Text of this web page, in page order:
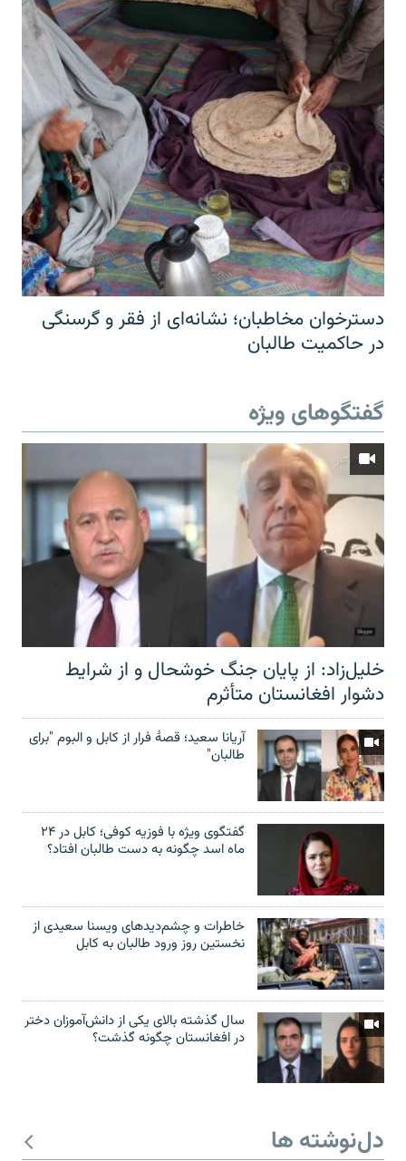
دسترخوان مخاطبان؛ نشانه‌ای از فقر و گرسنگی
در حاکمیت طالبان
گفتگوهای ویژه
خلیل‌زاد: از پایان جنگ خوشحال و از شرایط
دشوار افغانستان متأثرم
آریانا سعید؛ قصۀ فرار از کابل و البوم "برای
طالبان"
گفتگوی ویژه با فوزیه کوفی؛ کابل در ۲۴
ماه اسد چگونه به دست طالبان افتاد؟
خاطرات و چشم‌دید‌های ویسنا سعیدی از
نخستین روز ورود طالبان به کابل
سال گذشته بالای یکی از دانش‌آموزان دختر
در افغانستان چگونه گذشت؟
دل‌نوشته ها